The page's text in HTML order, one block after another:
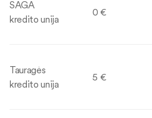
SAGA
kredito unija
0 €
Tauragės
kredito unija
5 €